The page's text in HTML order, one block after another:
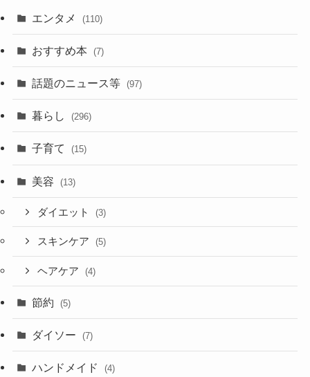
エンタメ (110)
おすすめ本 (7)
話題のニュース等 (97)
暮らし (296)
子育て (15)
美容 (13)
ダイエット (3)
スキンケア (5)
ヘアケア (4)
節約 (5)
ダイソー (7)
ハンドメイド (4)